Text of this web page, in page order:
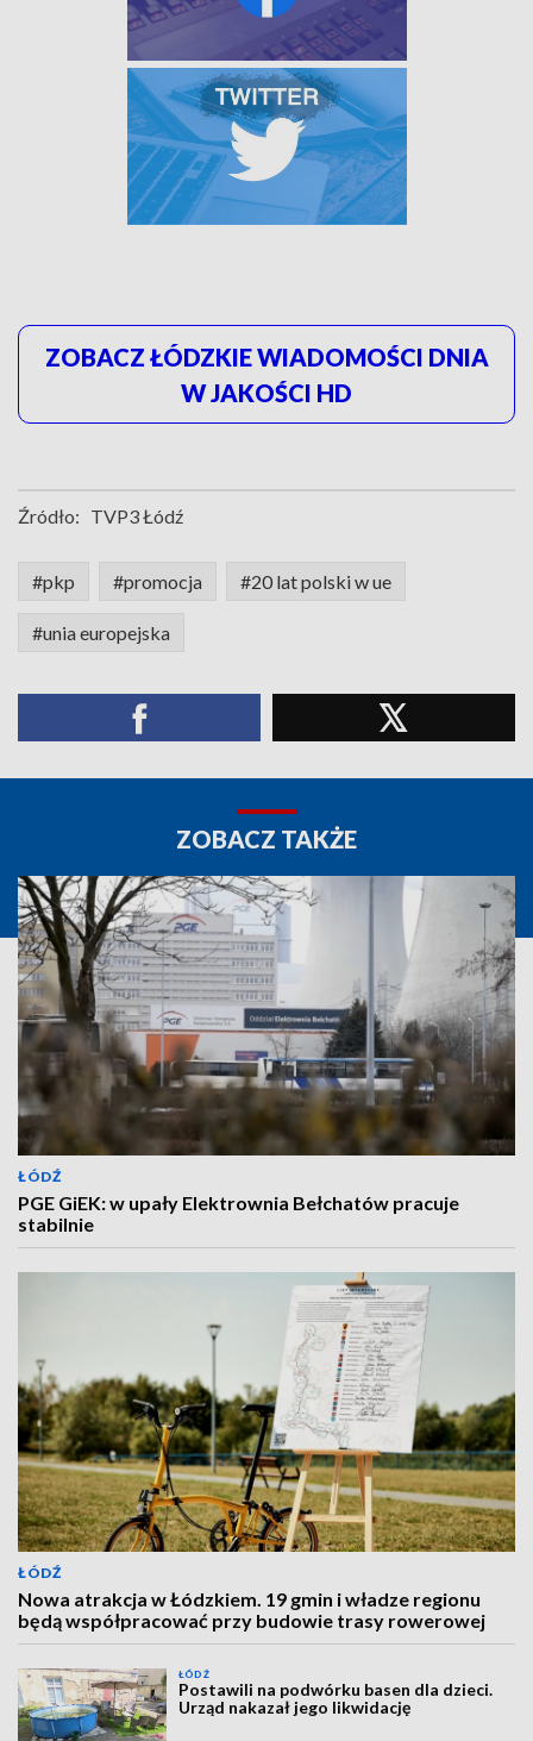
ZOBACZ ŁÓDZKIE WIADOMOŚCI DNIA
W JAKOŚCI HD
Źródło: TVP3 Łódź
#pkp #promocja #20 lat polski w ue
#unia europejska
ZOBACZ TAKŻE
ŁÓDŹ
PGE GiEK: w upały Elektrownia Bełchatów pracuje
stabilnie
ŁÓDŹ
Nowa atrakcja w Łódzkiem. 19 gmin i władze regionu
będą współpracować przy budowie trasy rowerowej
ŁÓDŹ
Postawili na podwórku basen dla dzieci.
Urząd nakazał jego likwidację